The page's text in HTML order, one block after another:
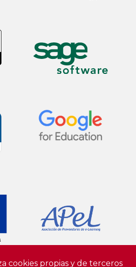
cookies propias y de terceros